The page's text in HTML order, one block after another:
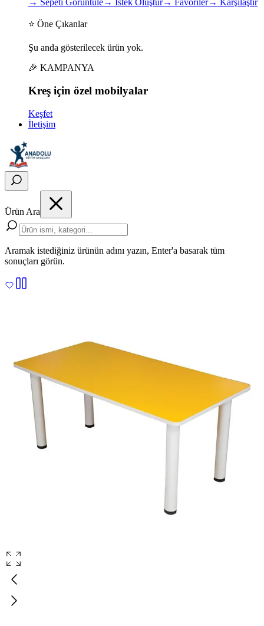
→ Sepeti Görüntüle→ İstek Oluştur→ Favoriler→ Karşılaştır
⭐ Öne Çıkanlar
Şu anda gösterilecek ürün yok.
🎉 KAMPANYA
Kreş için özel mobilyalar
Keşfet
İletişim
Ürün Ara
Aramak istediğiniz ürünün adını yazın, Enter'a basarak tüm
sonuçları görün.